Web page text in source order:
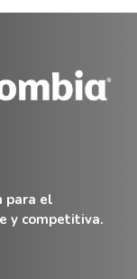
para el
y competitiva.